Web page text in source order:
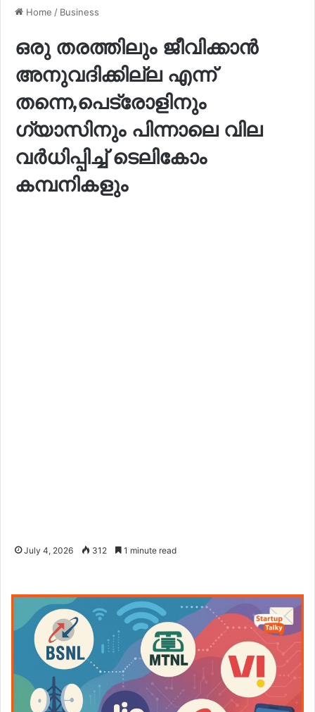
Home / Business
ഒരു തരത്തിലും ജീവിക്കാൻ
അനുവദിക്കില്ല എന്ന്
തന്നെ,പെട്രോളിനും
ഗ്യാസിനും പിന്നാലെ വില
വര്‍ധിപ്പിച്ച്‌ ടെലികോം
കമ്പനികളും
July 4, 2026 312 1 minute read